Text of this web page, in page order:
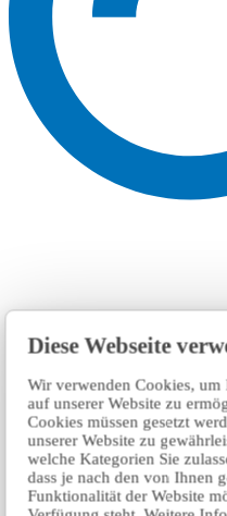
Diese Webseite
Wir verwenden Cookies, um
auf unserer Website zu
Cookies müssen gesetzt
unserer Website zu
welche Kategorien Sie
dass je nach den von Ihnen
Funktionalität der Website